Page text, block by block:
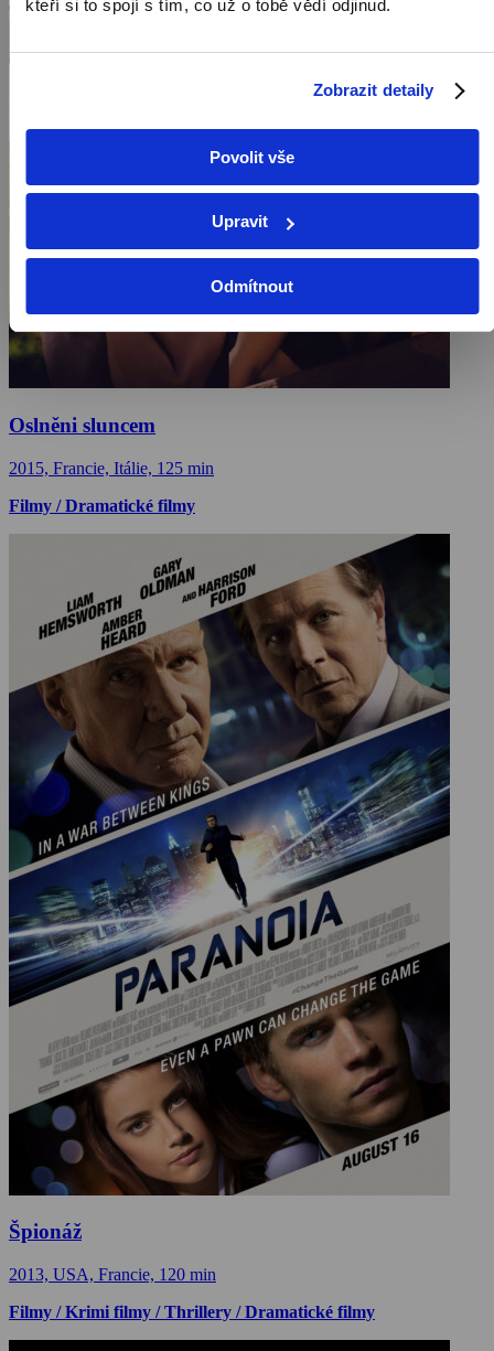
kteří si to spojí s tím, co už o tobě vědí odjinud.
Zobrazit detaily
Povolit vše
Upravit
Odmítnout
Oslněni sluncem
2015, Francie, Itálie, 125 min
Filmy / Dramatické filmy
Špionáž
2013, USA, Francie, 120 min
Filmy / Krimi filmy / Thrillery / Dramatické filmy